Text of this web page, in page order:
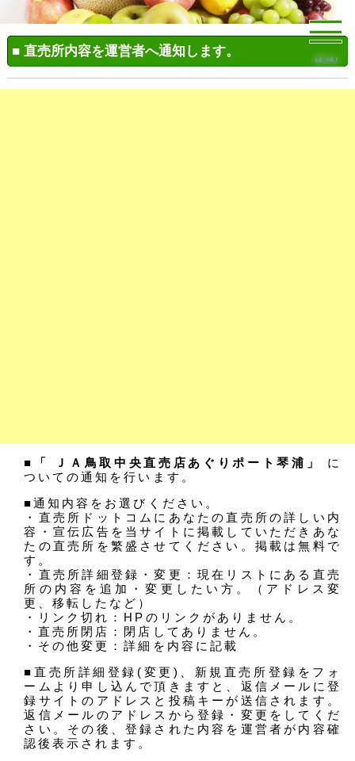
MENU
■ 直売所内容を運営者へ通知します。
■「 ＪＡ鳥取中央直売店あぐりポート琴浦」 に
ついての通知を行います。
■通知内容をお選びください。
・直売所ドットコムにあなたの直売所の詳しい内
容・宣伝広告を当サイトに掲載していただきあな
たの直売所を繁盛させてください。掲載は無料で
す。
・直売所詳細登録・変更：現在リストにある直売
所の内容を追加・変更したい方。（アドレス変
更、移転したなど）
・リンク切れ：HPのリンクがありません。
・直売所閉店：閉店してありません。
・その他変更：詳細を内容に記載
■直売所詳細登録(変更)、新規直売所登録をフォ
ームより申し込んで頂きますと、返信メールに登
録サイトのアドレスと投稿キーが送信されます。
返信メールのアドレスから登録・変更をしてくだ
さい。その後、登録された内容を運営者が内容確
認後表示されます。